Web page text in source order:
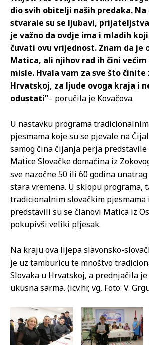
dio svih obitelji naših predaka.
stvarale su se ljubavi,
je važno da ovdje ima i mladih
čuvati ovu vrijednost. Znam da je
Matica, ali njihov rad ih čini
misle. Hvala vam za sve što činite
Hrvatskoj, za ljude ovoga kraja i
odustati”– poručila je Kovačova.
U nastavku programa
pjesmama koje su se pjevale na
samog čina čijanja perja predstavile
Matice Slovačke domaćina iz
sve nazočne 50 ili 60 godina
stara vremena. U sklopu programa,
tradicionalnim slovačkim pjesmama
predstavili su se članovi Matica iz
pokupivši veliki pljesak.
Na kraju ova lijepa slavonsko-
je uz tamburicu te mnoštvo
Slovaka u Hrvatskoj, a prednjačila
ukusna sarma. (icv.hr, vg, Foto: V.